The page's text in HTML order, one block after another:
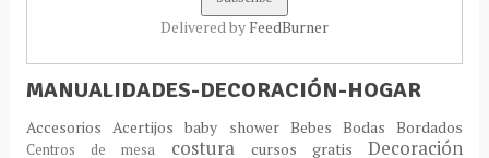
Delivered by FeedBurner
MANUALIDADES-DECORACIÓN-HOGAR
AccesoriosAcertijosbaby shower Bebes BodasBordados
Centros de mesa costura cursos gratisDecoración